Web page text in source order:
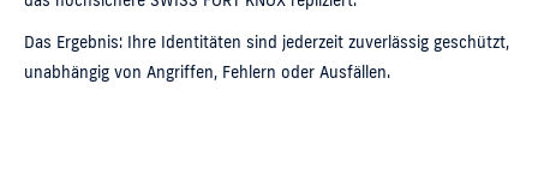
Das Ergebnis: Ihre Identitäten sind jederzeit zuverlässig geschützt,
unabhängig von Angriffen, Fehlern oder Ausfällen.